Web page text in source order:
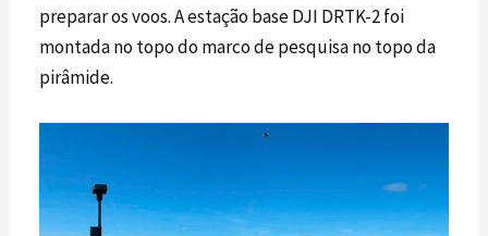
preparar os voos. A estação base DJI DRTK-2 foi
montada no topo do marco de pesquisa no topo da
pirâmide.